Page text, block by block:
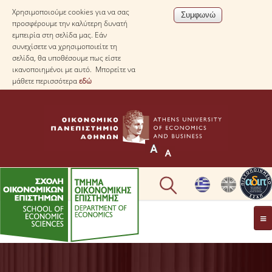
Χρησιμοποιούμε cookies για να σας
προσφέρουμε την καλύτερη δυνατή
εμπειρία στη σελίδα μας. Εάν
συνεχίσετε να χρησιμοποιείτε τη
σελίδα, θα υποθέσουμε πως είστε
ικανοποιημένοι με αυτό. Μπορείτε να
μάθετε περισσότεραεδώ
ΤΟ TΜΗΜΑ